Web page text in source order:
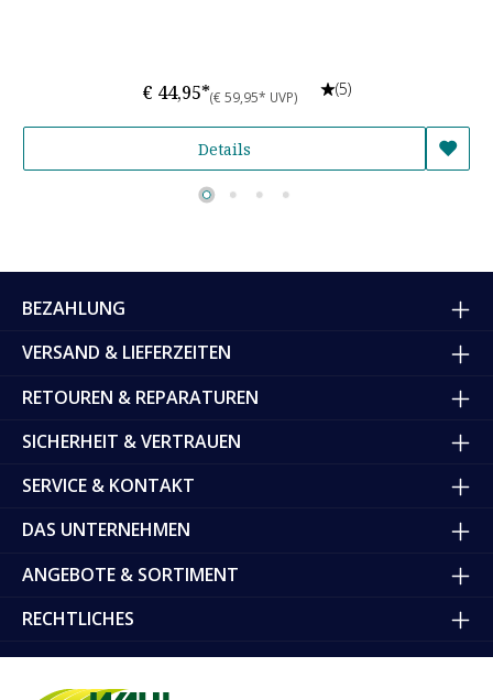
€ 44,95*(€ 59,95* UVP) (5)
Details
BEZAHLUNG
VERSAND & LIEFERZEITEN
RETOUREN & REPARATUREN
SICHERHEIT & VERTRAUEN
SERVICE & KONTAKT
DAS UNTERNEHMEN
ANGEBOTE & SORTIMENT
RECHTLICHES